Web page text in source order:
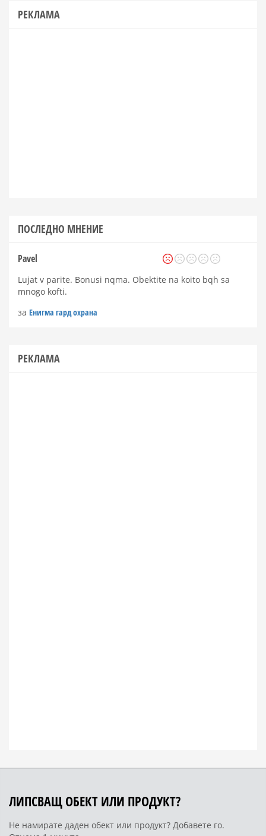
РЕКЛАМА
ПОСЛЕДНО МНЕНИЕ
Pavel
Lujat v parite. Bonusi nqma. Obektite na koito bqh sa
mnogo kofti.
за Енигма гард охрана
РЕКЛАМА
ЛИПСВАЩ ОБЕКТ ИЛИ ПРОДУКТ?
Не намирате даден обект или продукт? Добавете го.